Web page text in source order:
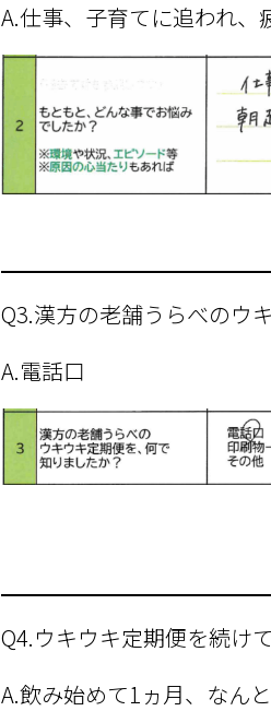
A.仕事、子育てに追われ、
Q3.漢方の老舗うらべのウ
A.電話口
Q4.ウキウキ定期便を続け
A.飲み始めて1ヵ月、なん